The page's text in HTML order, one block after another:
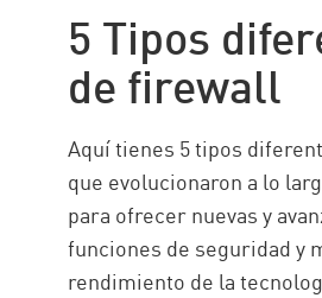
5 Tipos
de firewall
Aquí tienes 5 tipos
que evolucionaron a lo
para ofrecer nuevas y
funciones de seguridad y
rendimiento de la